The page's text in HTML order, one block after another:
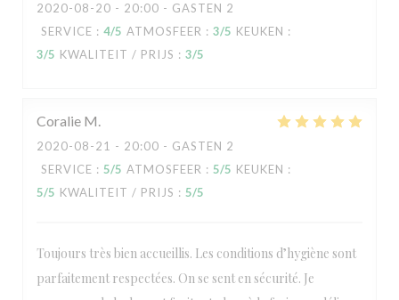
2020-08-20 - 20:00 - GASTEN 2
SERVICE : 4/5 ATMOSFEER : 3/5 KEUKEN :
3/5 KWALITEIT / PRIJS : 3/5
Coralie M
2020-08-21 - 20:00 - GASTEN 2
SERVICE : 5/5 ATMOSFEER : 5/5 KEUKEN :
5/5 KWALITEIT / PRIJS : 5/5
Toujours très bien accueillis. Les conditions d’hygiène sont
parfaitement respectées. On se sent en sécurité. Je